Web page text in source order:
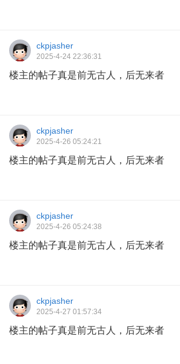
ckpjasher
2025-4-24 22:36:31
楼主的帖子真是前无古人，后无来者
ckpjasher
2025-4-26 05:24:21
楼主的帖子真是前无古人，后无来者
ckpjasher
2025-4-26 05:24:38
楼主的帖子真是前无古人，后无来者
ckpjasher
2025-4-27 01:57:34
楼主的帖子真是前无古人，后无来者